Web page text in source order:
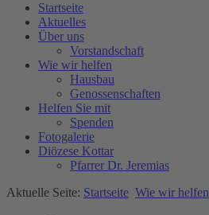
Startseite
Aktuelles
Über uns
Vorstandschaft
Wie wir helfen
Hausbau
Genossenschaften
Helfen Sie mit
Spenden
Fotogalerie
Diözese Kottar
Pfarrer Dr. Jeremias
Aktuelle Seite: Startseite Wie wir helfen